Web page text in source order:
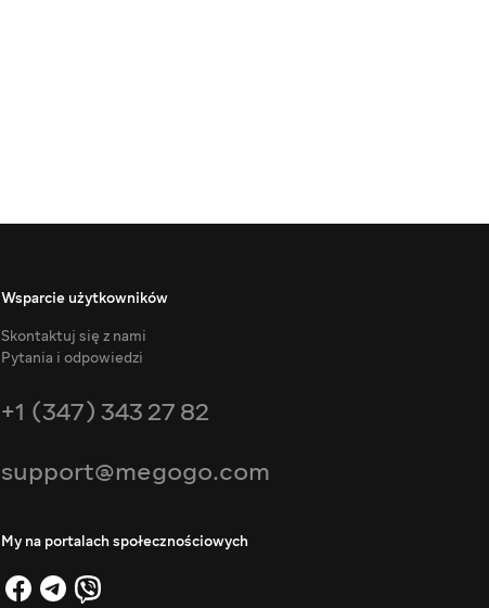
Wsparcie użytkowników
Skontaktuj się z nami
Pytania i odpowiedzi
+1 (347) 343 27 82
support@megogo.com
My na portalach społecznościowych